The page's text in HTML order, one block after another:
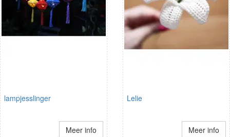
lampjesslinger
Meer info
Lelie
Meer info